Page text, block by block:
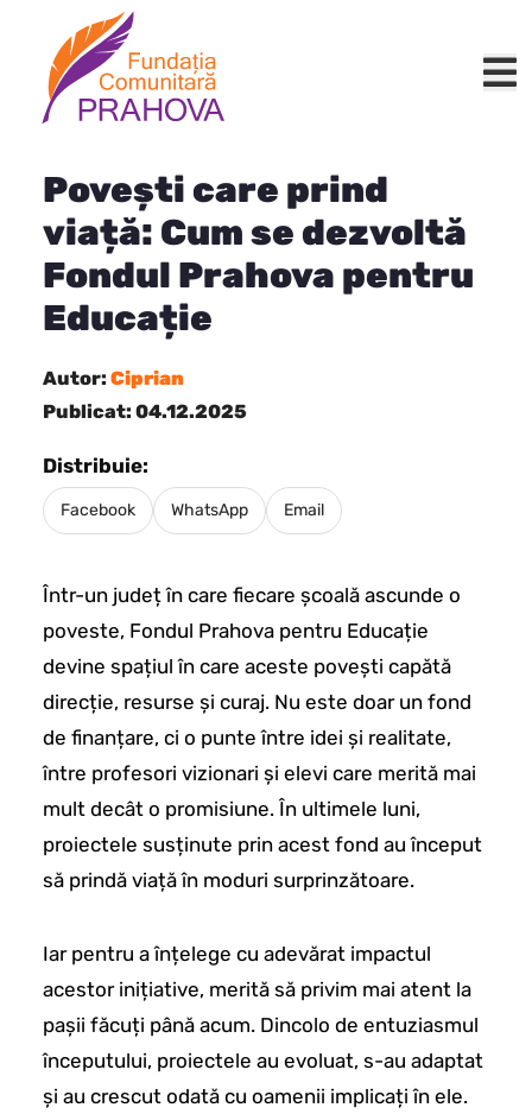
Povești care prind
viață: Cum se dezvoltă
Fondul Prahova pentru
Educație
Autor: Ciprian
Publicat: 04.12.2025
Distribuie:
Facebook WhatsApp Email
Într-un județ în care fiecare școală ascunde o
poveste, Fondul Prahova pentru Educație
devine spațiul în care aceste povești capătă
direcție, resurse și curaj. Nu este doar un fond
de finanțare, ci o punte între idei și realitate,
între profesori vizionari și elevi care merită mai
mult decât o promisiune. În ultimele luni,
proiectele susținute prin acest fond au început
să prindă viață în moduri surprinzătoare.
Iar pentru a înțelege cu adevărat impactul
acestor inițiative, merită să privim mai atent la
pașii făcuți până acum. Dincolo de entuziasmul
începutului, proiectele au evoluat, s-au adaptat
și au crescut odată cu oamenii implicați în ele.